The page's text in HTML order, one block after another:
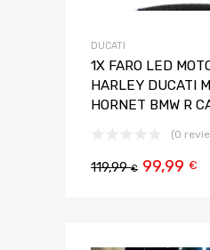
DUCATI
1X FARO LED
HARLEY DUCATI
HORNET BMW R
(0
119,99€ 99,99 €